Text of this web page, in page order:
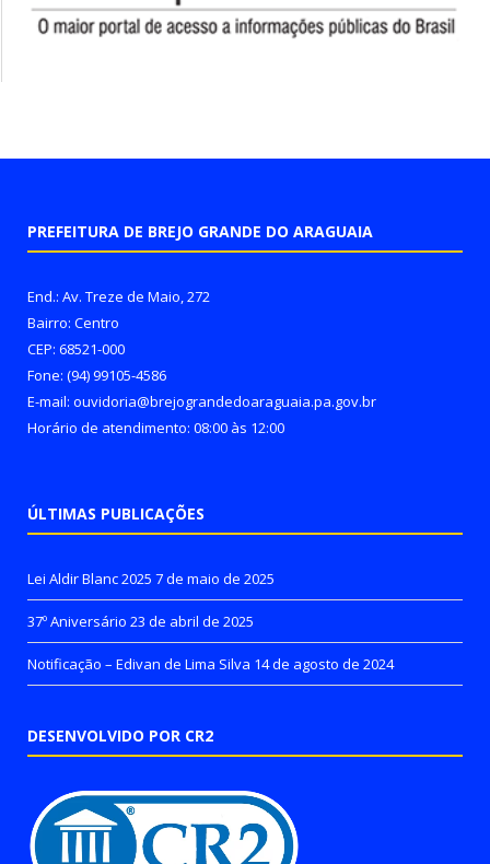
PREFEITURA DE BREJO GRANDE DO ARAGUAIA
End.: Av. Treze de Maio, 272
Bairro: Centro
CEP: 68521-000
Fone: (94) 99105-4586
E-mail: ouvidoria@brejograndedoaraguaia.pa.gov.br
Horário de atendimento: 08:00 às 12:00
ÚLTIMAS PUBLICAÇÕES
Lei Aldir Blanc 2025 7 de maio de 2025
37º Aniversário 23 de abril de 2025
Notificação – Edivan de Lima Silva 14 de agosto de 2024
DESENVOLVIDO POR CR2